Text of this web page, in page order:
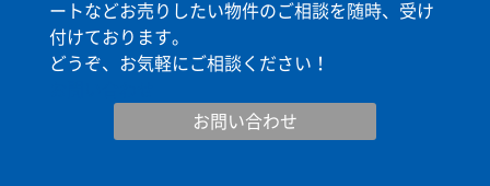
ートなどお売りしたい物件のご相談を随時、受け
付けております。
どうぞ、お気軽にご相談ください！
お問い合わせ